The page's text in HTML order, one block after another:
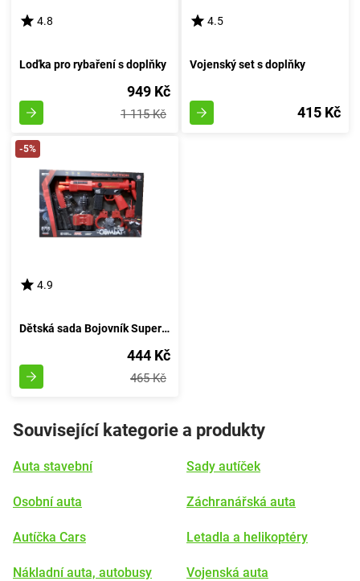
4.8
Loďka pro rybaření s doplňky
949 Kč
1 115 Kč
4.5
Vojenský set s doplňky
415 Kč
-5%
4.9
Dětská sada Bojovník Super Combat červená
444 Kč
465 Kč
Související kategorie a produkty
Auta stavební
Osobní auta
Autíčka Cars
Nákladní auta, autobusy
Sady autíček
Záchranářská auta
Letadla a helikoptéry
Vojenská auta